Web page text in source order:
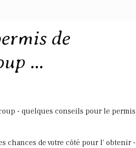
de
...
- quelques conseils pour le permis
chances de votre côté pour l' obtenir -